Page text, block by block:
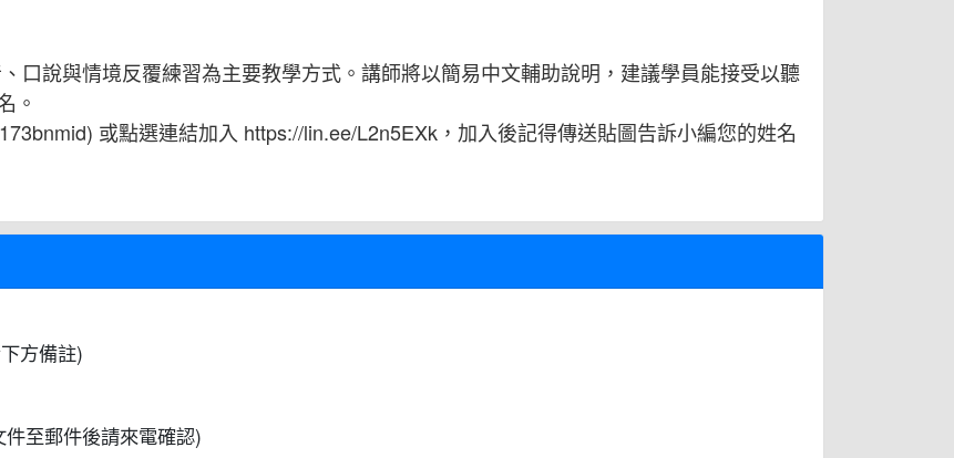
口說與情境反覆練習為主要教學方式。講師將以簡易中文輔助說明，建議學員能接受以聽
。
或點選連結加入 https://lin.ee/L2n5EXk，加入後記得傳送貼圖告訴小編您的姓名
方備註)
至郵件後請來電確認)